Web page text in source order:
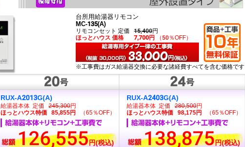
台所用給湯器リモコン
MC-135(A)
リモコンセット 定価 15,400円
ほっとハウス 価格
7,700円 （50％OFF）
※工事費はガス給湯器交換に必要な諸経費すべてを含む価格です
RUX-A2013G(A)
給湯器本体 定価 245,300円
ほっとハウス特価 85,855円
（65％OFF）
126,555円(税込)
RUX-A2403G(A)
給湯器本体 定価 280,500円
ほっとハウス特価 98,175円
（65％OFF）
138,875円(税込)